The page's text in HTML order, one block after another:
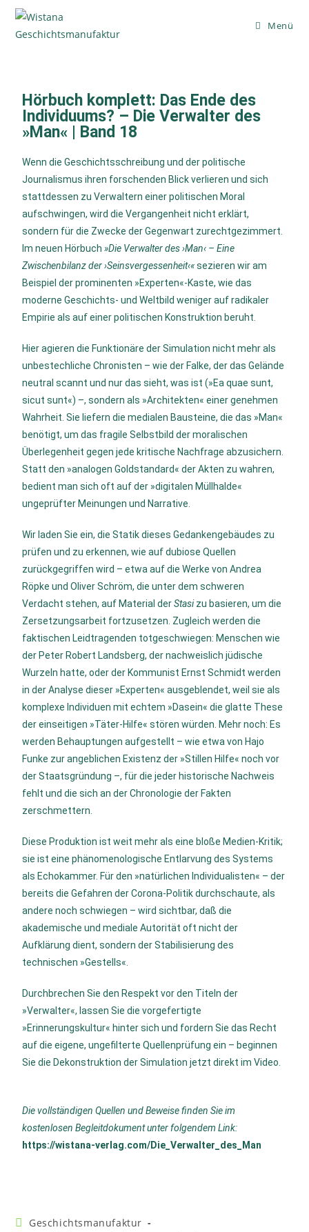
Menü
Hörbuch komplett: Das Ende des
Individuums? – Die Verwalter des
»Man« | Band 18
Wenn die Geschichtsschreibung und der politische
Journalismus ihren forschenden Blick verlieren und sich
stattdessen zu Verwaltern einer politischen Moral
aufschwingen, wird die Vergangenheit nicht erklärt,
sondern für die Zwecke der Gegenwart zurechtgezimmert.
Im neuen Hörbuch»Die Verwalter des ›Man‹ – Eine
Zwischenbilanz der ›Seinsvergessenheit‹« sezieren wir am
Beispiel der prominenten »Experten«-Kaste, wie das
moderne Geschichts- und Weltbild weniger auf radikaler
Empirie als auf einer politischen Konstruktion beruht
Hier agieren die Funktionäre der Simulation nicht mehr als
unbestechliche Chronisten – wie der Falke, der das Gelände
neutral scannt und nur das sieht, was ist (»Ea quae sunt,
sicut sunt«) –, sondern als »Architekten« einer genehmen
Wahrheit.Sie liefern die medialen Bausteine, die das »Man«
benötigt, um das fragile Selbstbild der moralischen
Überlegenheit gegen jede kritische Nachfrage abzusichern
Statt den »analogen Goldstandard« der Akten zu wahren,
bedient man sich oft auf der »digitalen Müllhalde«
ungeprüfter Meinungen und Narrative
Wir laden Sie ein, die Statik dieses Gedankengebäudes zu
prüfen und zu erkennen, wie auf dubiose Quellen
zurückgegriffen wird – etwa auf die Werke vonAndrea
Röpke undOliver Schröm, die unter dem schweren
Verdacht stehen, auf Material derStasizu basieren, um die
Zersetzungsarbeit fortzusetzen Zugleich werden die
faktischen Leidtragenden totgeschwiegen: Menschen wie
der Peter Robert Landsberg, der nachweislich jüdische
Wurzeln hatte, oder der Kommunist Ernst Schmidt werden
in der Analyse dieser »Experten« ausgeblendet, weil sie als
komplexe Individuen mit echtem »Dasein« die glatte These
der einseitigen »Täter-Hilfe« stören würden Mehr noch: Es
werden Behauptungen aufgestellt – wie etwa von Hajo
Funke zur angeblichen Existenz der »Stillen Hilfe« noch vor
der Staatsgründung –, für die jeder historische Nachweis
fehlt und die sich an der Chronologie der Fakten
zerschmettern
Diese Produktion ist weit mehr als eine bloße Medien-Kritik;
sie ist eine phänomenologische Entlarvung des Systems
als Echokammer. Für den »natürlichen Individualisten« – der
bereits die Gefahren der Corona-Politik durchschaute, als
andere noch schwiegen – wird sichtbar, daß die
akademische und mediale Autorität oft nicht der
Aufklärung dient, sondern der Stabilisierung des
technischen »Gestells«
Durchbrechen Sie den Respekt vor den Titeln der
»Verwalter«, lassen Sie die vorgefertigte
»Erinnerungskultur« hinter sich und fordern Sie das Recht
auf die eigene, ungefilterte Quellenprüfung ein – beginnen
Sie die Dekonstruktion der Simulation jetzt direkt im Video
Die vollständigen Quellen und Beweise finden Sie im
kostenlosen Begleitdokument unter folgendem Link:
https://wistana-verlag.com/Die_Verwalter_des_Man
Geschichtsmanufaktur